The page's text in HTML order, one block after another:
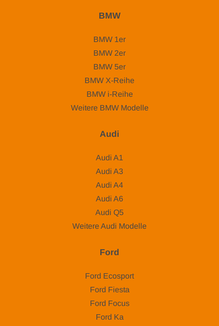
BMW
BMW 1er
BMW 2er
BMW 5er
BMW X-Reihe
BMW i-Reihe
Weitere BMW Modelle
Audi
Audi A1
Audi A3
Audi A4
Audi A6
Audi Q5
Weitere Audi Modelle
Ford
Ford Ecosport
Ford Fiesta
Ford Focus
Ford Ka